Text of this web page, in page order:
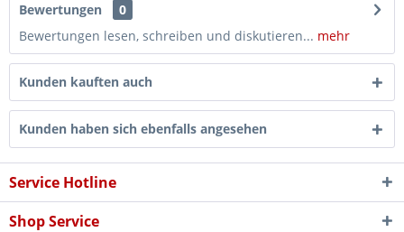
Bewertungen
0
Bewertungen lesen, schreiben und diskutieren... mehr
Kunden kauften auch
Kunden haben sich ebenfalls angesehen
Service Hotline
Shop Service